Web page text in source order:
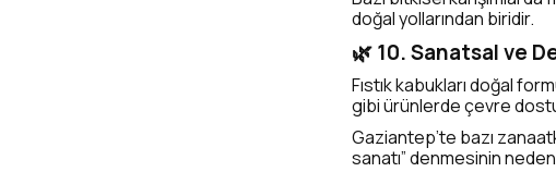
doğal yollarından biridir.
🌿 10. Sanatsal ve
Fıstık kabukları doğal
gibi ürünlerde çevre
Gaziantep’te bazı
sanatı” denmesinin